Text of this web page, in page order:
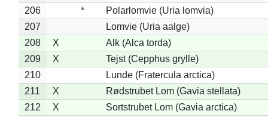
206
*
Polarlomvie (Uria lomvia)
207
Lomvie (Uria aalge)
208
X
Alk (Alca torda)
209
X
Tejst (Cepphus grylle)
210
Lunde (Fratercula arctica)
211
X
Rødstrubet Lom (Gavia stellata)
212
X
Sortstrubet Lom (Gavia arctica)